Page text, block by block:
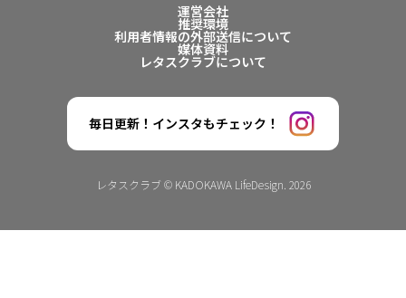
運営会社
推奨環境
利用者情報の外部送信について
媒体資料
レタスクラブについて
毎日更新！インスタもチェック！
レタスクラブ © KADOKAWA LifeDesign. 2026